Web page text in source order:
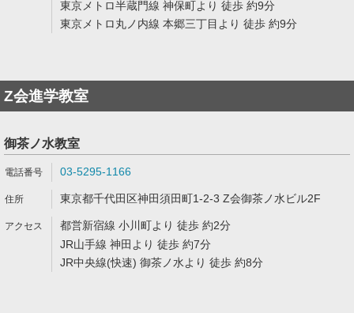
東京メトロ半蔵門線 神保町より 徒歩 約9分
東京メトロ丸ノ内線 本郷三丁目より 徒歩 約9分
Z会進学教室
御茶ノ水教室
03-5295-1166
東京都千代田区神田須田町1-2-3 Z会御茶ノ水ビル2F
都営新宿線 小川町より 徒歩 約2分
JR山手線 神田より 徒歩 約7分
JR中央線(快速) 御茶ノ水より 徒歩 約8分